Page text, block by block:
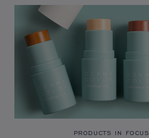
PRODUCTS IN FOCUS